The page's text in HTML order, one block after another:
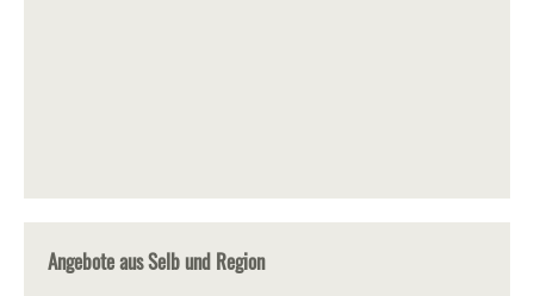
Angebote aus Selb und Region